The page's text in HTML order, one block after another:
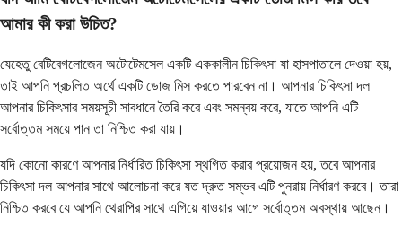
আমার কী করা উচিত?
যেহেতু বেটিবেগলোজেন অটোটেমসেল একটি এককালীন চিকিৎসা যা হাসপাতালে দেওয়া হয়,
তাই আপনি প্রচলিত অর্থে একটি ডোজ মিস করতে পারবেন না। আপনার চিকিৎসা দল
আপনার চিকিৎসার সময়সূচী সাবধানে তৈরি করে এবং সমন্বয় করে, যাতে আপনি এটি
সর্বোত্তম সময়ে পান তা নিশ্চিত করা যায়।
যদি কোনো কারণে আপনার নির্ধারিত চিকিৎসা স্থগিত করার প্রয়োজন হয়, তবে আপনার
চিকিৎসা দল আপনার সাথে আলোচনা করে যত দ্রুত সম্ভব এটি পুনরায় নির্ধারণ করবে। তারা
নিশ্চিত করবে যে আপনি থেরাপির সাথে এগিয়ে যাওয়ার আগে সর্বোত্তম অবস্থায় আছেন।